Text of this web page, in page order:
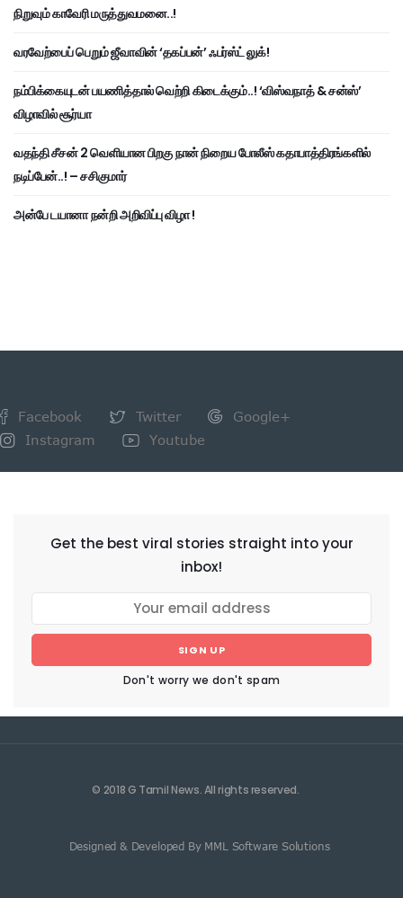
நிறுவும் காவேரி மருத்துவமனை..!
வரவேற்பைப் பெறும் ஜீவாவின் ‘தகப்பன்’ ஃபர்ஸ்ட் லுக்!
நம்பிக்கையுடன் பயணித்தால் வெற்றி கிடைக்கும்..! ‘விஸ்வநாத் & சன்ஸ்’
விழாவில் சூர்யா
வதந்தி சீசன் 2 வெளியான பிறகு நான் நிறைய போலீஸ் கதாபாத்திரங்களில்
நடிப்பேன்..! – சசிகுமார்
அன்பே டயானா நன்றி அறிவிப்பு விழா !
Facebook Twitter
Google+
Instagram
Youtube
Get the best viral stories straight into your
inbox!
SIGN UP
Don't worry we don't spam
© 2018 G Tamil News. All rights reserved.
Designed & Developed By MML Software Solutions